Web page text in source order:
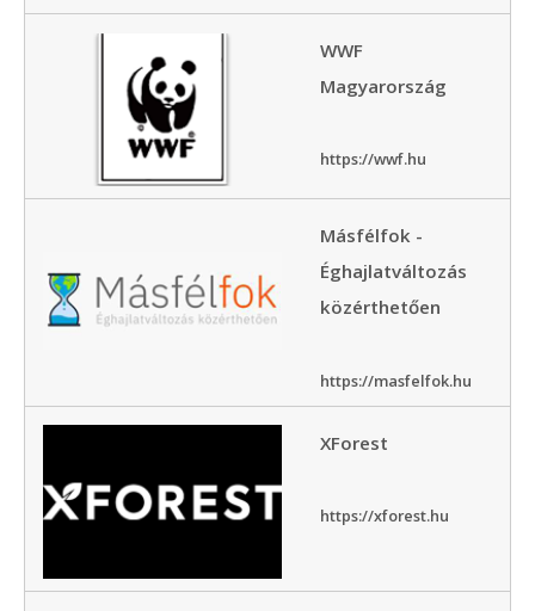
WWF
Magyarország
https://wwf.hu
Másfélfok -
Éghajlatváltozás
közérthetően
https://masfelfok.hu
XForest
https://xforest.hu